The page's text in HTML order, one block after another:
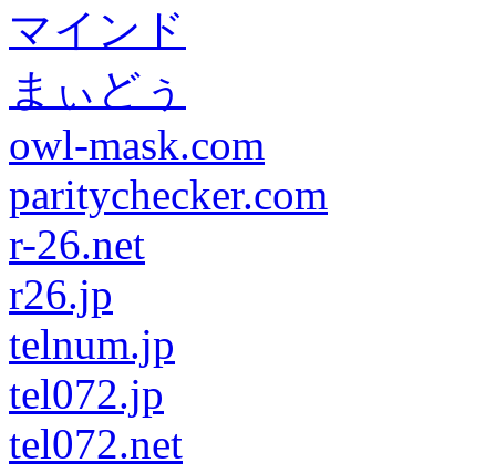
マインド
まぃどぅ
owl-mask.com
paritychecker.com
r-26.net
r26.jp
telnum.jp
tel072.jp
tel072.net